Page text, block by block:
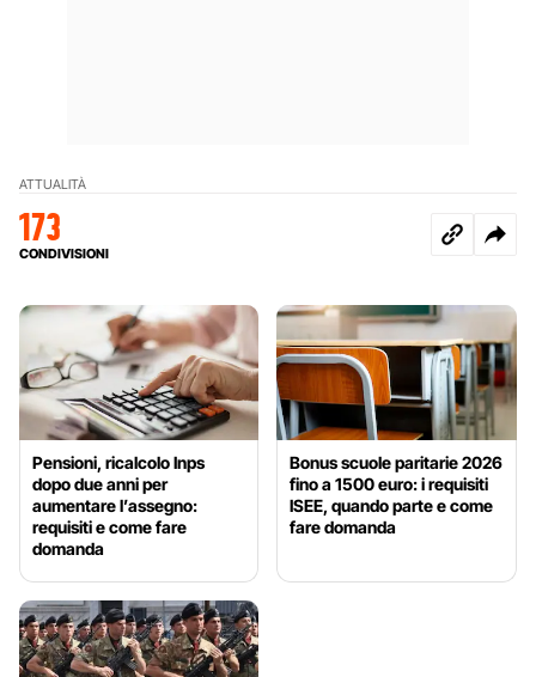
ATTUALITÀ
173
CONDIVISIONI
Pensioni, ricalcolo Inps
dopo due anni per
aumentare l’assegno:
requisiti e come fare
domanda
Bonus scuole paritarie 2026
fino a 1500 euro: i requisiti
ISEE, quando parte e come
fare domanda